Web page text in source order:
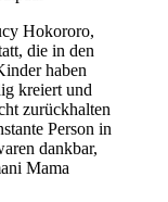
Hokororo,
die in den
haben
kreiert und
zurückhalten
Person in
dankbar,
Mama